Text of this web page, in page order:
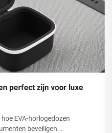
perfect zijn voor luxe
EVA-horlogedozen
beveiligen.